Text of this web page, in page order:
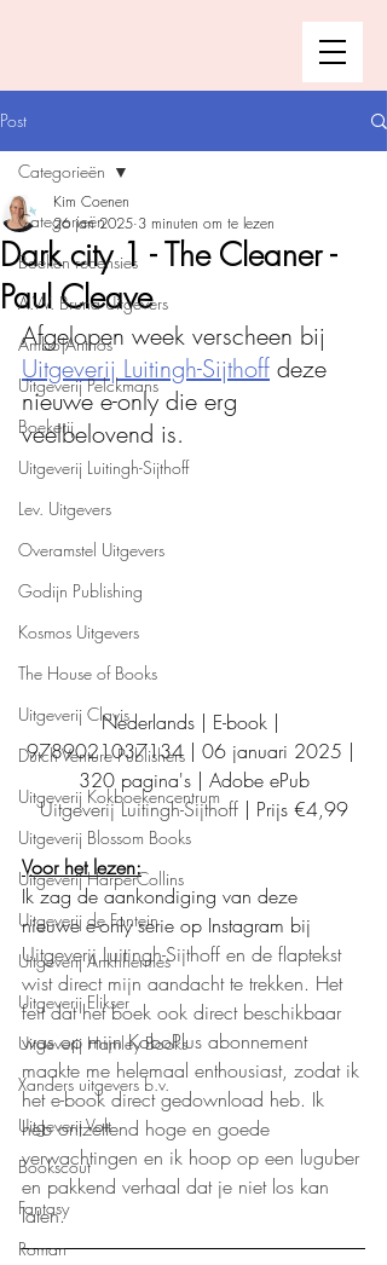
Post
Categorieën
Boeken recensies
A.W. Bruna Uitgevers
Ambo|Anthos
Uitgeverij Pelckmans
Boekerij
Uitgeverij Luitingh-Sijthoff
Lev. Uitgevers
Overamstel Uitgevers
Godijn Publishing
Kosmos Uitgevers
The House of Books
Uitgeverij Clavis
Dutch Venture Publishers
Uitgeverij Kokboekencentrum
Uitgeverij Blossom Books
Uitgeverij HarperCollins
Uitgeverij de Fontein
Uitgeverij Ankhhermes
Uitgeverij Elikser
Uitgeverij Hamley Books
Xanders uitgevers b.v.
Uitgeverij Volt
Bookscout
Fantasy
Roman
Categorieën
Dark city 1 - The Cleaner -
Paul Cleave
Kim Coenen
26 jan 2025 3 minuten om te lezen
Afgelopen week verscheen bij
Uitgeverij Luitingh-Sijthoff deze
nieuwe e-only die erg
veelbelovend is.
Nederlands | E-book |
9789021037134 | 06 januari 2025 |
320 pagina's | Adobe ePub
Uitgeverij Luitingh-Sijthoff | Prijs €4,99
Voor het lezen:
Ik zag de aankondiging van deze
nieuwe e-only serie op Instagram bij
Uitgeverij Luitingh-Sijthoff en de flaptekst
wist direct mijn aandacht te trekken. Het
feit dat het boek ook direct beschikbaar
was op mijn KoboPlus abonnement
maakte me helemaal enthousiast, zodat ik
het e-book direct gedownload heb. Ik
heb ontzettend hoge en goede
verwachtingen en ik hoop op een luguber
en pakkend verhaal dat je niet los kan
laten.